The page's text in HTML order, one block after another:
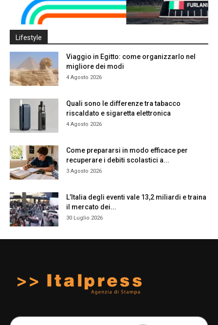
Lifestyle
Viaggio in Egitto: come organizzarlo nel
migliore dei modi
4 Agosto 2026
Quali sono le differenze tra tabacco
riscaldato e sigaretta elettronica
4 Agosto 2026
Come prepararsi in modo efficace per
recuperare i debiti scolastici a...
3 Agosto 2026
L’Italia degli eventi vale 13,2 miliardi e traina
il mercato dei...
30 Luglio 2026